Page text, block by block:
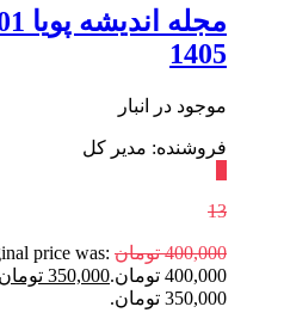
1405
موجود در انبار
فروشنده: مدیر کل
13
400,000 تومان price was:
400,000 تومان.
350,000 تومان
350,000 تومان.